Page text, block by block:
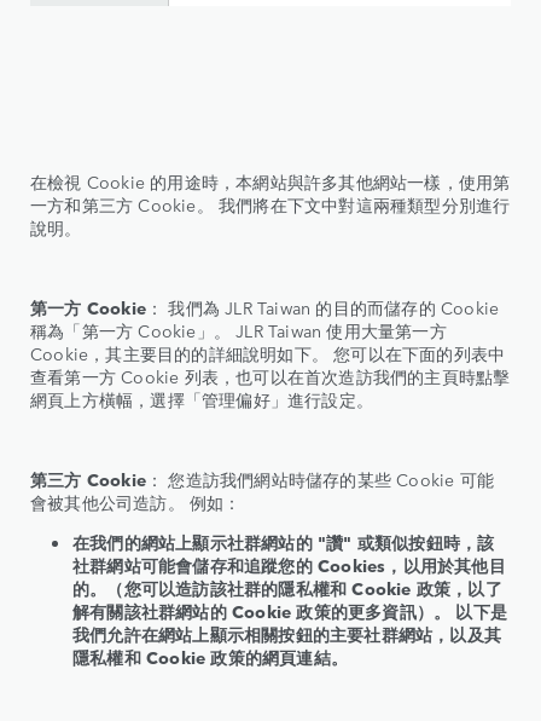
在檢視 Cookie 的用途時，本網站與許多其他網站一樣，使用第
一方和第三方 Cookie。 我們將在下文中對這兩種類型分別進行
說明。
第一方 Cookie ： 我們為 JLR Taiwan 的目的而儲存的 Cookie
稱為「第一方 Cookie」。 JLR Taiwan 使用大量第一方
Cookie，其主要目的的詳細說明如下。 您可以在下面的列表中
查看第一方 Cookie 列表，也可以在首次造訪我們的主頁時點擊
網頁上方橫幅，選擇「管理偏好」進行設定。
第三方 Cookie ： 您造訪我們網站時儲存的某些 Cookie 可能
會被其他公司造訪。 例如：
在我們的網站上顯示社群網站的 "讚" 或類似按鈕時，該
社群網站可能會儲存和追蹤您的 Cookies，以用於其他目
的。（您可以造訪該社群的隱私權和 Cookie 政策，以了
解有關該社群網站的 Cookie 政策的更多資訊）。 以下是
我們允許在網站上顯示相關按鈕的主要社群網站，以及其
隱私權和 Cookie 政策的網頁連結。